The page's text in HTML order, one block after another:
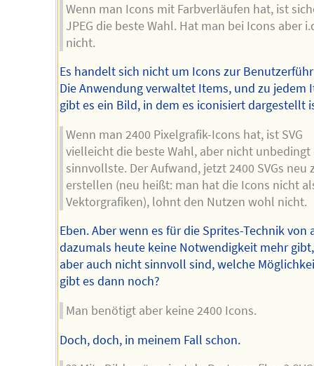
Wenn man Icons mit Farbverläufen hat, ist
JPEG die beste Wahl. Hat man bei Icons aber
nicht.
Es handelt sich nicht um Icons zur
Die Anwendung verwaltet Items, und zu jedem
gibt es ein Bild, in dem es iconisiert dargestellt
Wenn man 2400 Pixelgrafik-Icons hat, ist SVG
vielleicht die beste Wahl, aber nicht unbedingt
sinnvollste. Der Aufwand, jetzt 2400 SVGs neu
erstellen (neu heißt: man hat die Icons nicht
Vektorgrafiken), lohnt den Nutzen wohl nicht.
Eben. Aber wenn es für die Sprites-Technik von
dazumals heute keine Notwendigkeit mehr gibt,
aber auch nicht sinnvoll sind, welche
gibt es dann noch?
Man benötigt aber keine 2400 Icons.
Doch, doch, in meinem Fall schon.